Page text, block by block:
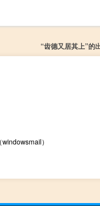
“齿德又居其上”的
）